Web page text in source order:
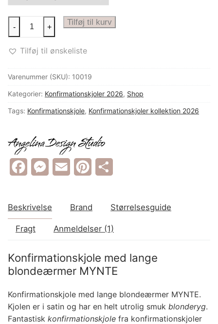
Konfirmationskjole
med
lange
blondeærmer
antal
- + Tilføj til kurv
Tilføj til ønskeliste
Varenummer (SKU): 10019
Kategorier: Konfirmationskjoler 2026, Shop
Tags: Konfirmationskjole, Konfirmationskjoler kollektion 2026
FacebookMessenger
Email Pinterest
Beskrivelse Brand Størrelsesguide
Fragt Anmeldelser (1)
Konfirmationskjole med lange
blondeærmer MYNTE
Konfirmationskjole med lange blondeærmer MYNTE.
Kjolen er i satin og har en helt utrolig smuk blonderyg.
Fantastisk konfirmationskjole fra konfirmationskjoler